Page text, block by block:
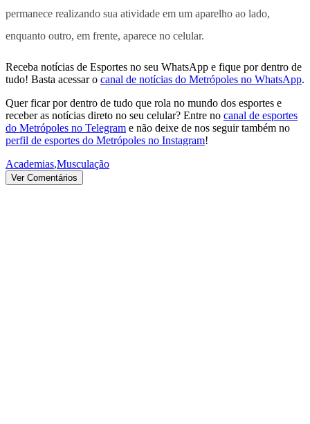
permanece realizando sua atividade em um aparelho ao lado,
enquanto outro, em frente, aparece no celular.
Receba notícias de Esportes no seu WhatsApp e fique por dentro de
tudo! Basta acessar o canal de notícias do Metrópoles no WhatsApp.
Quer ficar por dentro de tudo que rola no mundo dos esportes e
receber as notícias direto no seu celular? Entre no canal de esportes
do Metrópoles no Telegram e não deixe de nos seguir também no
perfil de esportes do Metrópoles no Instagram!
Academias,Musculação
Ver Comentários